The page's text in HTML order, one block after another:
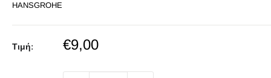
HANSGROHE
Τιμή:
Sale
€9,00